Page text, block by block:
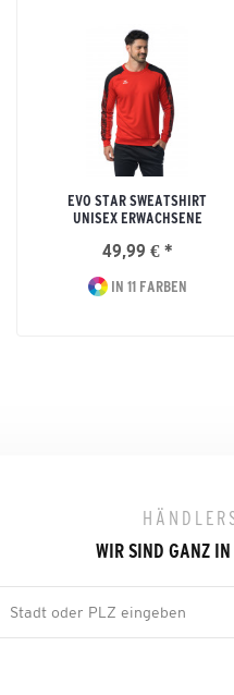
EVO STAR SWEATSHIRT
UNISEX ERWACHSENE
49,99 € *
IN 11 FARBEN
WIR SIND GANZ